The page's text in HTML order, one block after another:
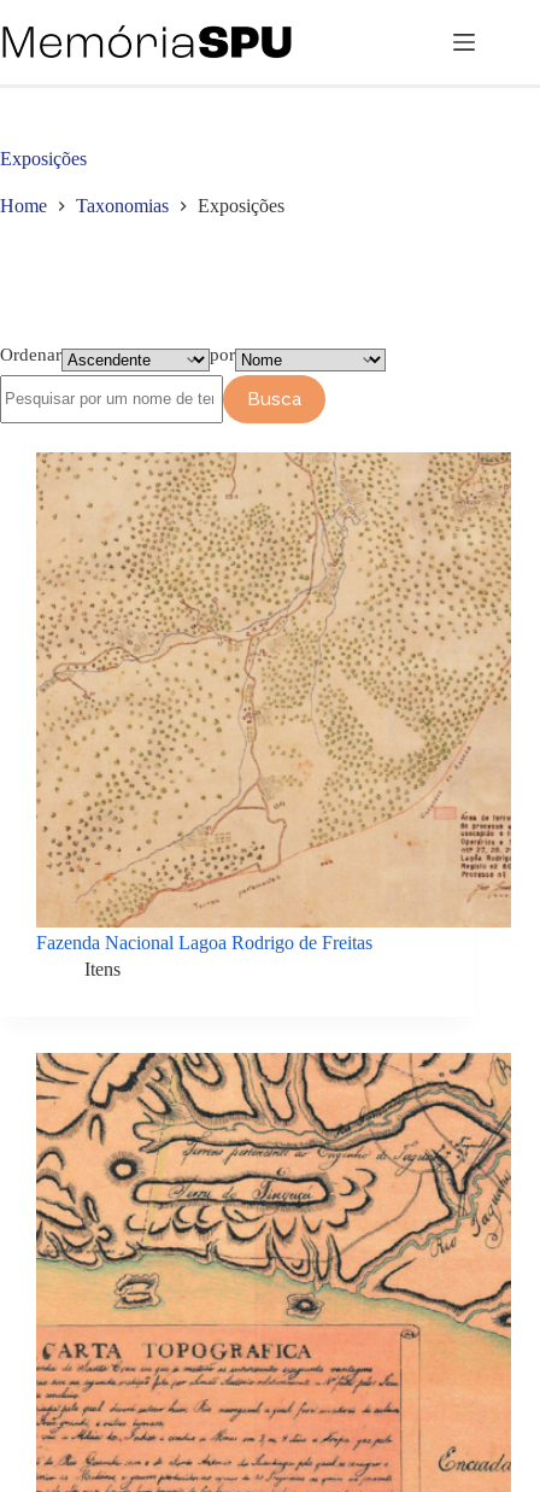
para
o
Exposições
Home Taxonomias Exposições
Ordenar por
Busca
Fazenda Nacional Lagoa Rodrigo de Freitas
Itens